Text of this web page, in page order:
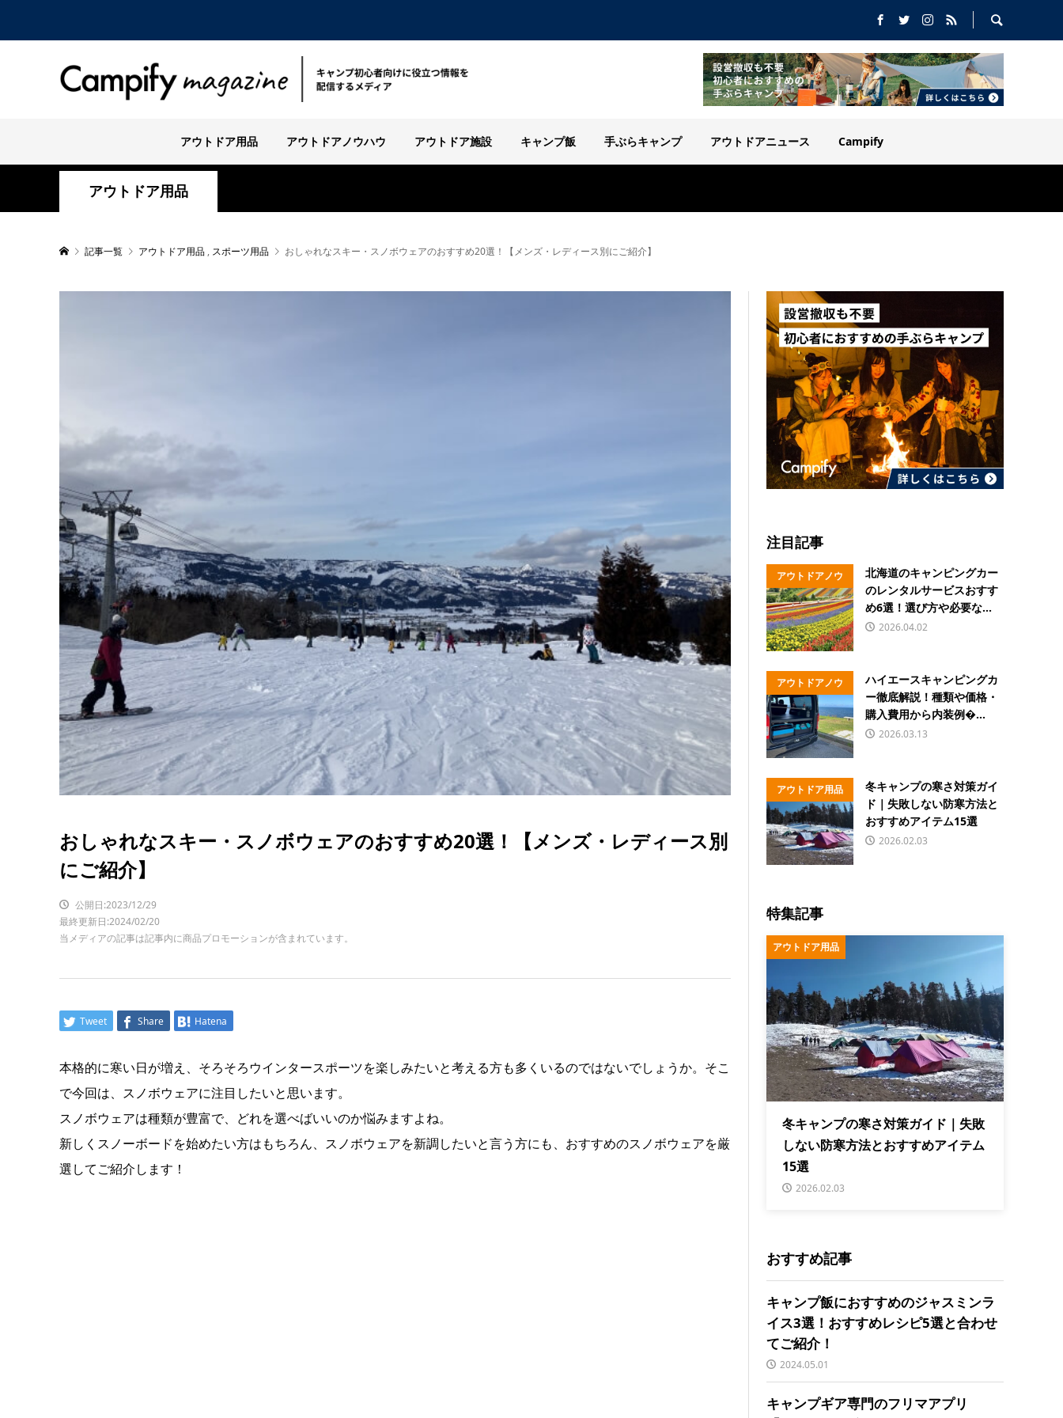
アウトドア用品 アウトドアノウハウ アウトドア施設 キャンプ飯 手ぶらキャンプ アウトドアニュース Campify
アウトドア用品
記事一覧 アウトドア用品 , スポーツ用品 おしゃれなスキー・スノボウェアのおすすめ20選！【メンズ・レディース別にご紹介】
おしゃれなスキー・スノボウェアのおすすめ20選！【メンズ・レディース別
にご紹介】
公開日:2023/12/29
最終更新日:2024/02/20
当メディアの記事は記事内に商品プロモーションが含まれています。
Tweet Share Hatena
本格的に寒い日が増え、そろそろウインタースポーツを楽しみたいと考える方も多くいるのではないでしょうか。そこ
で今回は、スノボウェアに注目したいと思います。
スノボウェアは種類が豊富で、どれを選べばいいのか悩みますよね。
新しくスノーボードを始めたい方はもちろん、スノボウェアを新調したいと言う方にも、おすすめのスノボウェアを厳
選してご紹介します！
注目記事
アウトドアノウ
ハウ
北海道のキャンピングカー
のレンタルサービスおすす
め6選！選び方や必要な...
2026.04.02
アウトドアノウ
ハウ
ハイエースキャンピングカ
ー徹底解説！種類や価格・
購入費用から内装例�...
2026.03.13
アウトドア用品
冬キャンプの寒さ対策ガイ
ド｜失敗しない防寒方法と
おすすめアイテム15選
2026.02.03
特集記事
アウトドア用品
冬キャンプの寒さ対策ガイド｜失敗
しない防寒方法とおすすめアイテム
15選
2026.02.03
おすすめ記事
キャンプ飯におすすめのジャスミンラ
イス3選！おすすめレシピ5選と合わせ
てご紹介！
2024.05.01
キャンプギア専門のフリマアプリ